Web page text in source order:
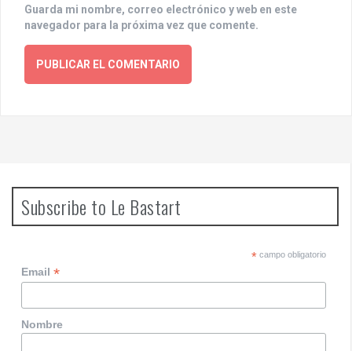
Guarda mi nombre, correo electrónico y web en este
navegador para la próxima vez que comente.
Subscribe to Le Bastart
*campo obligatorio
Email*
Nombre